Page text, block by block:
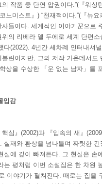
작품 중 단연 압권이다.”(『워싱
노미스트』) “천재적이다.”(『뉴
사들이다. 세계적인 이야기꾼으로
의 리베라 델 두에로 세계 단편
다(2022). 4년간 세차례 인터내셔
린이지만, 그의 저작 가운데서도
상을 수상한 「운 없는 남자」를
입감
핵심』(2002)과 『입속의 새』
실재와 환상을 넘나들며 짜릿한
실에 깊이 빠져든다. 그 현실은 손
는 평처럼 이번 소설집은 한 차원
이야기가 펼쳐진다. 때로는 집을